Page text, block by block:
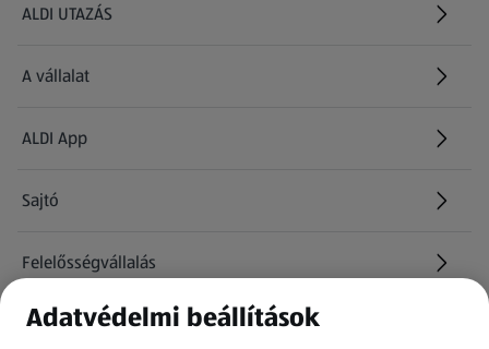
ALDI UTAZÁS
(új oldalon nyílik meg)
A vállalat
ALDI App
Sajtó
Felelősségvállalás
Információk
Adatvédelmi beállítások